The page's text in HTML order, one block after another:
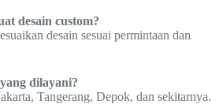
desain custom?
desain sesuai permintaan dan
dilayani?
Tangerang, Depok, dan sekitarnya.